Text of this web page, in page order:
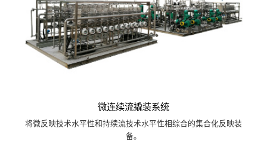
微连续流撬装系统
将微反映技术水平性和持续流技术水平性相综合的集合化反映装
备。